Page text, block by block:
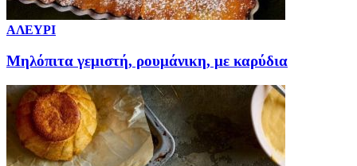
ΑΛΕΥΡΙ
Μηλόπιτα γεμιστή, ρουμάνικη, με καρύδια